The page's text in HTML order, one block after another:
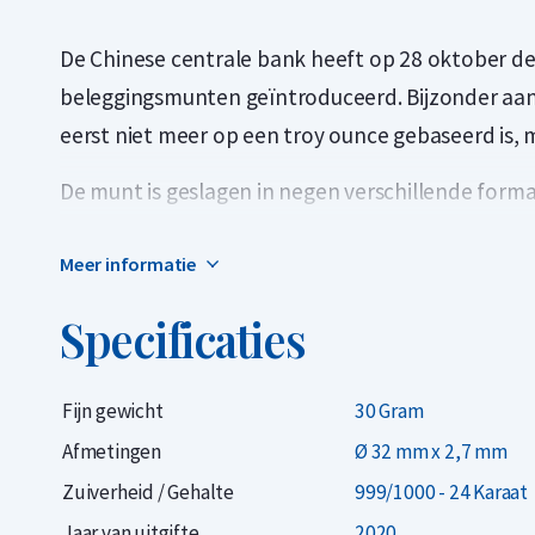
De Chinese centrale bank heeft op 28 oktober
beleggingsmunten geïntroduceerd. Bijzonder
eerst niet meer op een troy ounce gebaseerd is,
De munt is geslagen in negen verschillende
gram, 3 gram, 8 gram, 15 gram, 50 gram, 100
Algemene informatie
People's Republic of China. De munt is voor het
van de panda verandert ieder jaar en is daarom
munt wordt uitgegeven in verschillende maten
Meer informatie
Specificaties
Fijn gewicht
30 Gram
Afmetingen
Ø 32 mm x 2,7 mm
Zuiverheid / Gehalte
999/1000 - 24 Karaat